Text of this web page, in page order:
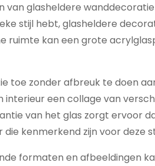
glasheldere
stijl hebt, glasheldere
ruimte kan een grote
toe zonder afbreuk te doen
een collage van
van het glas zorgt ervoor
kenmerkend zijn voor deze
formaten en afbeeldingen